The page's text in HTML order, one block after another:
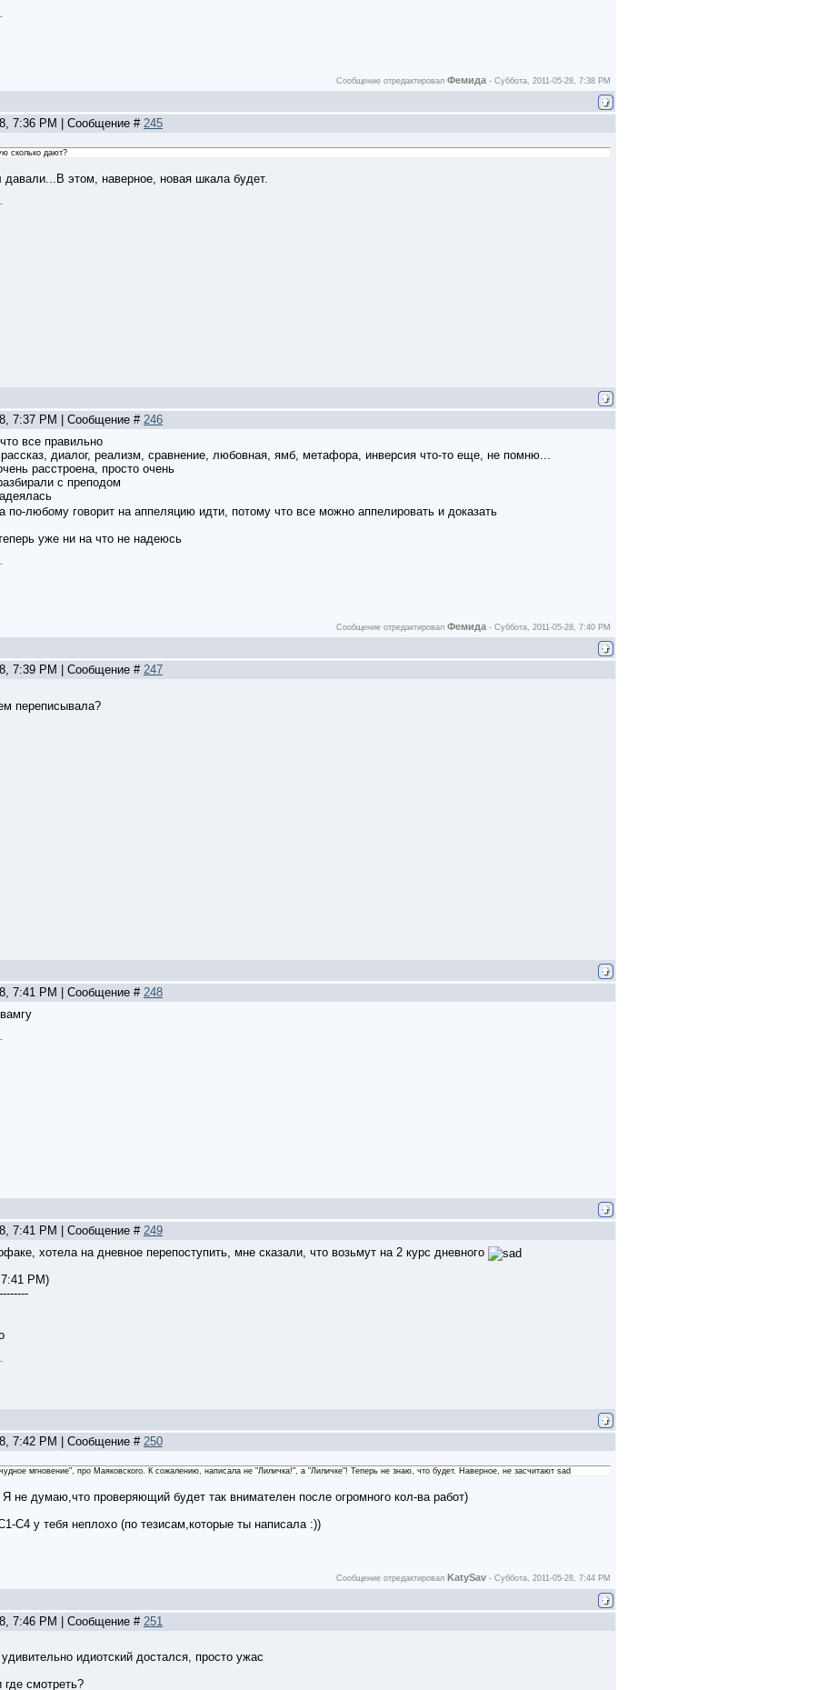
Сообщение отредактировал Фемида - Суббота, 2011-05-28, 7:38 PM
7:36 PM | Сообщение # 245
сколько дают?
этом, наверное, новая шкала будет.
7:37 PM | Сообщение # 246
все правильно
диалог, реализм, сравнение, любовная, ямб, метафора, инверсия что-то еще, не помню...
расстроена, просто очень
с преподом
по-любому говорит на аппеляцию идти, потому что все можно аппелировать и доказать
уже ни на что не надеюсь
Сообщение отредактировал Фемида - Суббота, 2011-05-28, 7:40 PM
7:39 PM | Сообщение # 247
переписывала?
7:41 PM | Сообщение # 248
7:41 PM | Сообщение # 249
хотела на дневное перепоступить, мне сказали, что возьмут на 2 курс дневного
PM)
7:42 PM | Сообщение # 250
мгновение", про Маяковского. К сожалению, написала не "Лиличка!", а "Лиличке"! Теперь не знаю, что будет. Наверное, не засчитают sad
не думаю,что проверяющий будет так внимателен после огромного кол-ва работ)
С4 у тебя неплохо (по тезисам,которые ты написала :))
Сообщение отредактировал KatySav - Суббота, 2011-05-28, 7:44 PM
7:46 PM | Сообщение # 251
идиотский достался, просто ужас
где смотреть?